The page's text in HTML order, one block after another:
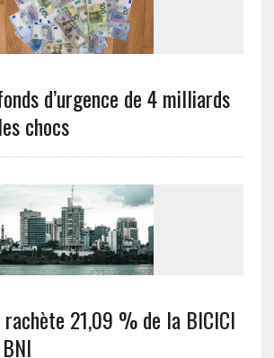
d’urgence de 4 milliards
chocs
rachète 21,09 % de la BICICI